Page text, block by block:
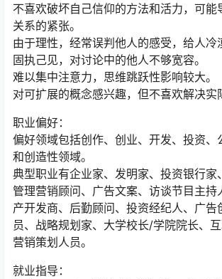
不喜欢破坏自己信仰的方法和活力，可能
关系的紧张。
由于理性，经常误判他人的感受，给人冷
固执己见，对讨论中的他人不够宽容。
难以集中注意力，思维跳跃性影响较大。
对可扩展的概念感兴趣，但不喜欢解决实
职业偏好：
偏好领域包括创作、创业、开发、投资、
和创造性领域。
典型职业有企业家、发明家、投资银行家
管理营销顾问、广告文案、访谈节目主持
产开发商、后勤顾问、投资经纪人、广告
员、战略规划家、大学校长/学院院长、互
营销策划人员。
就业指导：